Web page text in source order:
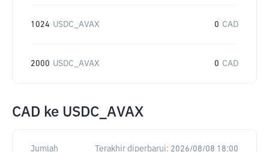
1024 USDC_AVAX 0 CAD
2000 USDC_AVAX 0 CAD
CAD ke USDC_AVAX
Jumlah Terakhir diperbarui: 2026/08/08 18:00